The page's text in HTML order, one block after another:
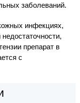
заболеваний.
инфекциях,
препарат в
с